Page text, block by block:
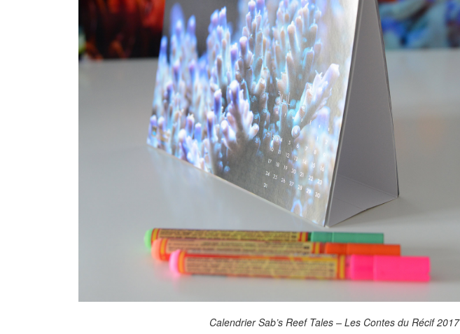
Calendrier Sab’s Reef Tales – Les Contes du Récif 2017